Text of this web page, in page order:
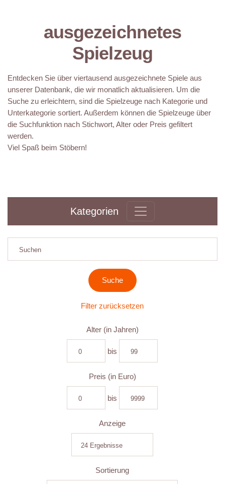
ausgezeichnetes
Spielzeug
Entdecken Sie über viertausend ausgezeichnete Spiele aus
unserer Datenbank, die wir monatlich aktualisieren. Um die
Suche zu erleichtern, sind die Spielzeuge nach Kategorie und
Unterkategorie sortiert. Außerdem können die Spielzeuge über
die Suchfunktion nach Stichwort, Alter oder Preis gefiltert
werden.
Viel Spaß beim Stöbern!
Kategorien
Filter zurücksetzen
Alter (in Jahren)
bis
Preis (in Euro)
bis
Anzeige
Sortierung